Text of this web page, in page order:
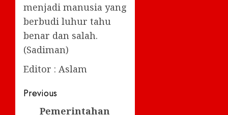
menjadi manusia yang
berbudi luhur tahu
benar dan salah.
(Sadiman)
Editor : Aslam
Post
Previous
Previous
Pemerintahan